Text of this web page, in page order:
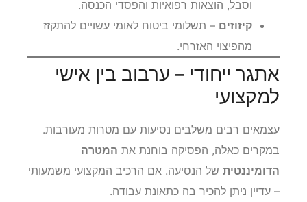
חברת הביטוח– פיצוי לפי הפלת"ד על כאב
וסבל, הוצאות רפואיות והפסדי הכנסה.
קיזוזים– תשלומי ביטוח לאומי עשויים להתקזז
מהפיצוי האזרחי.
אתגר ייחודי – ערבוב בין אישי
עצמאים רבים משלבים נסיעות עם מטרות מעורבות.
במקרים כאלה, הפסיקה בוחנת אתהמטרה
הדומיננטיתשל הנסיעה. אם הרכיב המקצועי משמעותי